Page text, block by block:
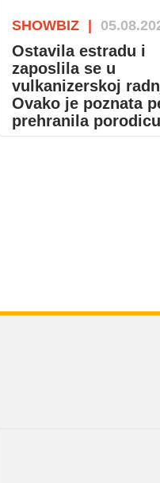
SHOWBIZ
Ostavila estradu i
zaposlila se u
vulkanizerskoj
Ovako je poznata
prehranila porodicu